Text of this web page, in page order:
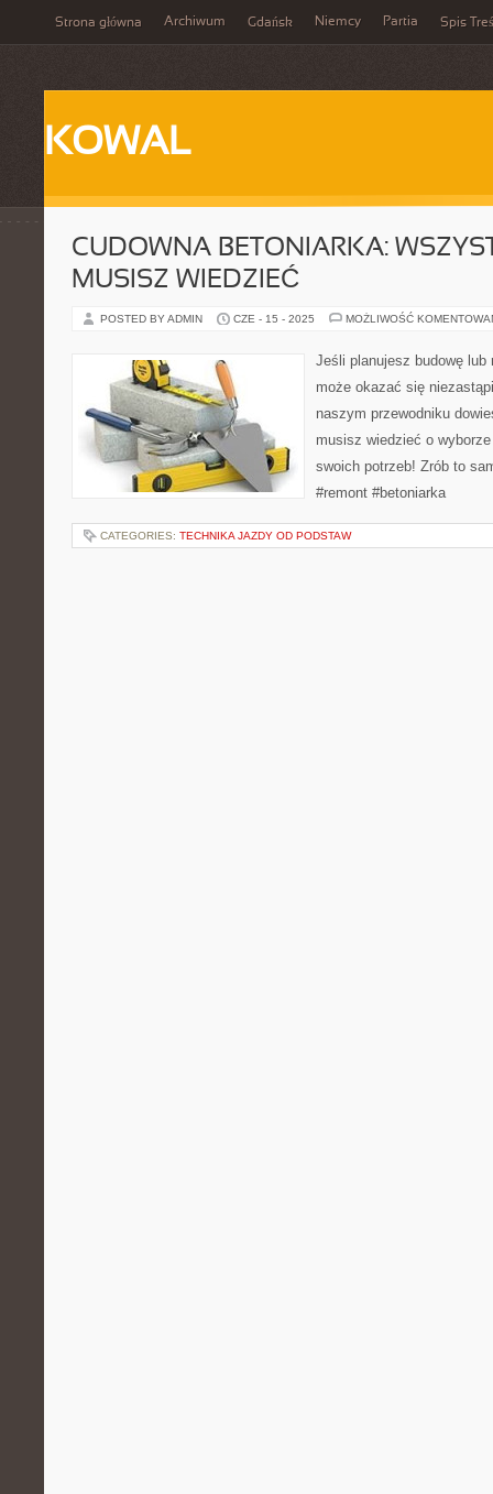
Strona główna Archiwum Gdańsk Niemcy Partia Spis
KOWAL
CUDOWNA BETONIARKA:
MUSISZ WIEDZIEĆ
POSTED BY ADMIN CZE - 15 - 2025 MOŻLIWOŚĆ
Jeśli planujesz budowę lub
może okazać się
naszym przewodniku
musisz wiedzieć o
swoich potrzeb! Zrób to
#remont #betoniarka
CATEGORIES: TECHNIKA JAZDY OD PODSTAW